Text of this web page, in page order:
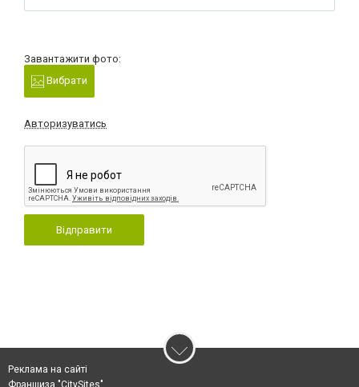
Завантажити фото:
Вибрати
Авторизуватись
Відправити
Реклама на сайті
Франшиза "CitySites"